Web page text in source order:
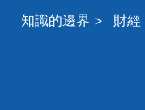
知識的邊界 > 財經